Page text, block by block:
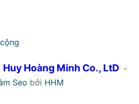
Huy Hoàng Minh Co., LtD -
Seo bởi HHM